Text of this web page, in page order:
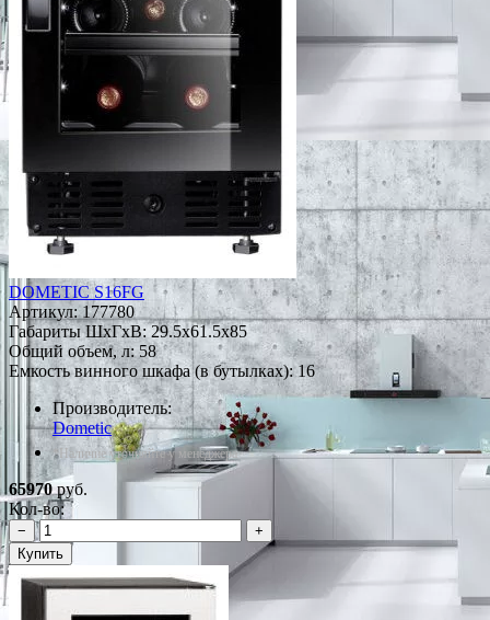
DOMETIC S16FG
Артикул:177780
Габариты ШxГxВ: 29.5x61.5x85
Общий объем, л: 58
Емкость винного шкафа (в бутылках): 16
Производитель:
Dometic
*Наличие уточняйте у менеджера
65970руб.
Кол-во:
−
+
Купить